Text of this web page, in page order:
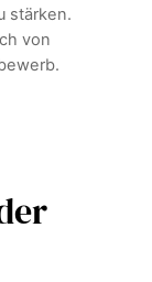
stärken.
von